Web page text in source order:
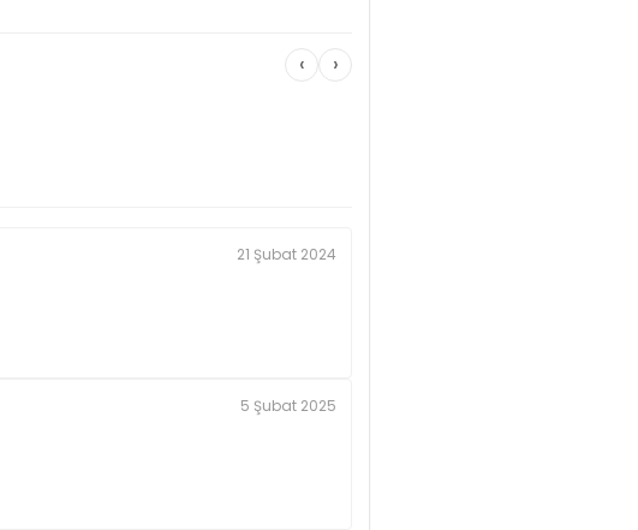
‹ ›
21 Şubat 2024
5 Şubat 2025